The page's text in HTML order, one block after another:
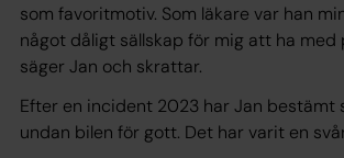
som favoritmotiv. Som läkare var han
något dåligt sällskap för mig att ha med
säger Jan och skrattar.
Efter en incident 2023 har Jan bestämt
undan bilen för gott. Det har varit en